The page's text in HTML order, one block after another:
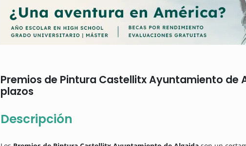
Premios de Pintura Castellitx Ayuntamiento de
plazos
Descripción